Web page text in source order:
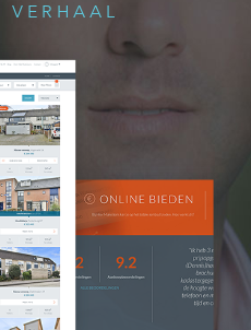
VERHAAL